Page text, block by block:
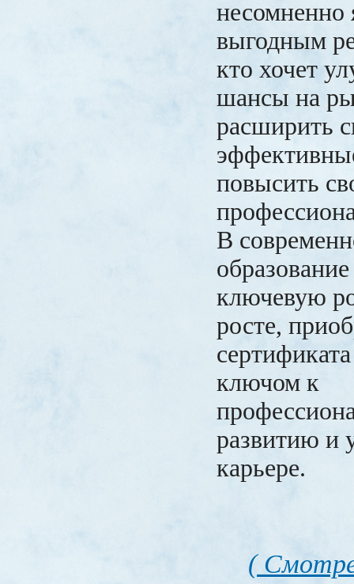
несомненно
выгодным
кто хочет
шансы на
расширить
повысить
В
ключевую
росте,
ключом к
развитию и
карьере.
(